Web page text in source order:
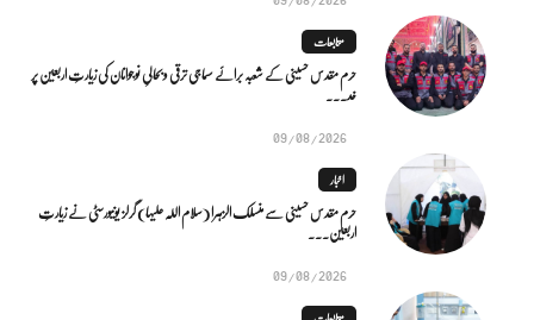
متابعات
حرم مقدس حسینی کے شعبہ برائے سماجی ترقی و بحالیِ نوجوانان کی زیارتِ اربعین پر
خد...
09/08/2026
اخبار
حرم مقدس حسینی سے منسلک الزہرا (سلام اللہ علیہا) گرلز یونیورسٹی نے زیارتِ
اربعین...
09/08/2026